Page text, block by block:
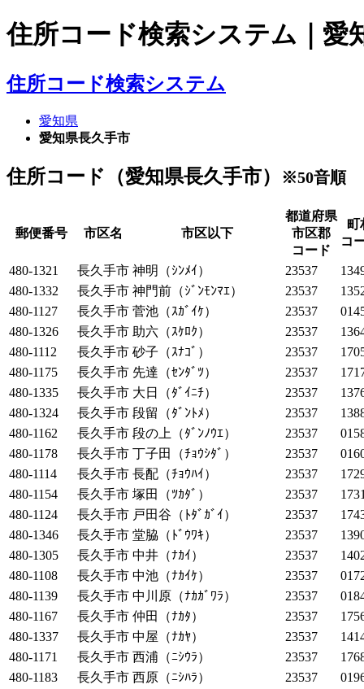
住所コード検索システム｜愛
住所コード検索システム
愛知県
愛知県長久手市
住所コード（愛知県長久手市） ※50音順
郵便番号 市区名 市区以下
都道府県
市区郡
コード
町
コ
480-1321 長久手市 神明（ｼﾝﾒｲ） 23537
480-1332
長久手市 神門前（ｼﾞﾝﾓﾝﾏｴ） 23537
480-1127
長久手市 菅池（ｽｶﾞｲｹ） 23537
480-1326
長久手市 助六（ｽｹﾛｸ） 23537
480-1112
長久手市 砂子（ｽﾅｺﾞ） 23537
480-1175
長久手市 先達（ｾﾝﾀﾞﾂ） 23537
480-1335
長久手市 大日（ﾀﾞｲﾆﾁ） 23537
480-1324
長久手市 段留（ﾀﾞﾝﾄﾒ） 23537
480-1162
長久手市 段の上（ﾀﾞﾝﾉｳｴ） 23537
480-1178
長久手市 丁子田（ﾁｮｳｼﾀﾞ） 23537
480-1114
長久手市 長配（ﾁｮｳﾊｲ） 23537
480-1154
長久手市 塚田（ﾂｶﾀﾞ） 23537
1731
480-1124
長久手市 戸田谷（ﾄﾀﾞｶﾞｲ） 23537
480-1346
長久手市 堂脇（ﾄﾞｳﾜｷ） 23537
480-1305
長久手市 中井（ﾅｶｲ） 23537
480-1108
長久手市 中池（ﾅｶｲｹ） 23537
480-1139
長久手市 中川原（ﾅｶｶﾞﾜﾗ） 23537
480-1167
長久手市 仲田（ﾅｶﾀ） 23537
480-1337
長久手市 中屋（ﾅｶﾔ） 23537
480-1171
長久手市 西浦（ﾆｼｳﾗ） 23537
480-1183
長久手市 西原（ﾆｼﾊﾗ） 23537